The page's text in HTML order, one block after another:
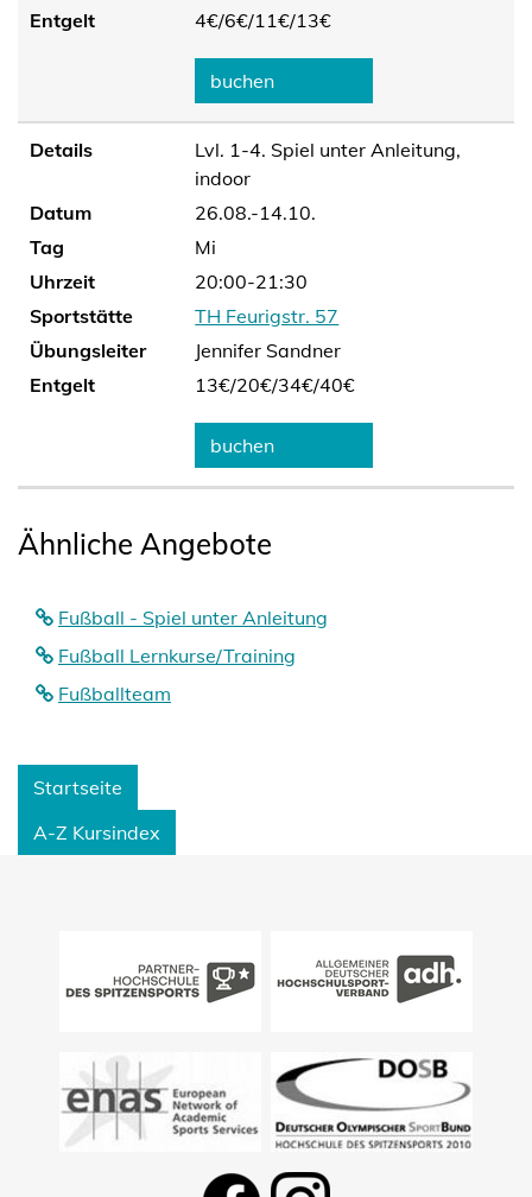
Entgelt
4€/6€/11€/13€
buchen
Details
Lvl. 1-4. Spiel unter Anleitung,
indoor
Datum
26.08.-14.10.
Tag
Mi
Uhrzeit
20:00-21:30
Sportstätte
TH Feurigstr. 57
Übungsleiter
Jennifer Sandner
Entgelt
13€/20€/34€/40€
buchen
Ähnliche Angebote
Fußball - Spiel unter Anleitung
Fußball Lernkurse/Training
Fußballteam
Startseite
A-Z Kursindex